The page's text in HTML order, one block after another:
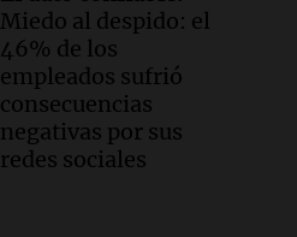
Miedo al despido: el
46% de los
empleados sufrió
consecuencias
negativas por sus
redes sociales